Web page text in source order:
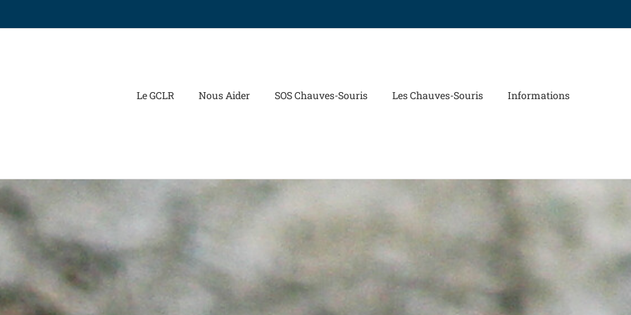
Le GCLR Nous Aider SOS Chauves-Souris Les Chauves-Souris Informations